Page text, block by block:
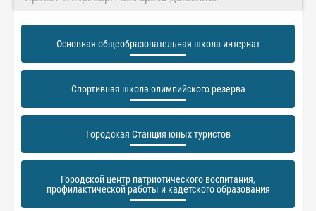
Основная общеобразовательная школа-интернат
Спортивная школа олимпийского резерва
Городская Станция юных туристов
Городской центр патриотического воспитания,
профилактической работы и кадетского образования